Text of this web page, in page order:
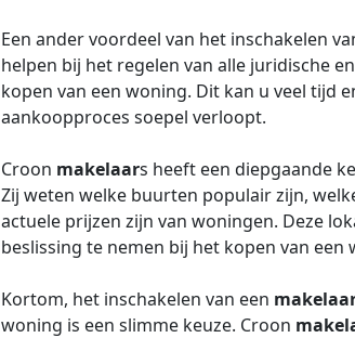
Een ander voordeel van het inschakelen
helpen bij het regelen van alle juridische
kopen van een woning. Dit kan u veel tijd
aankoopproces soepel verloopt.
Croon makelaars heeft een diepgaande
Zij weten welke buurten populair zijn,
actuele prijzen zijn van woningen. Deze
beslissing te nemen bij het kopen van een
Kortom, het inschakelen van een
woning is een slimme keuze. Croon